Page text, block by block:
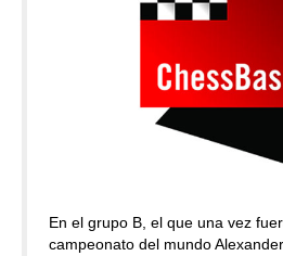
En el grupo B, el que una vez
campeonato del mundo